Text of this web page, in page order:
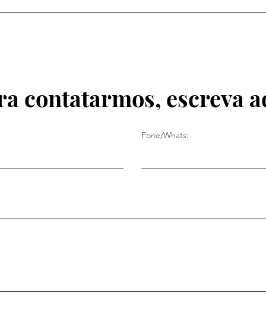
contatarmos, escreva
Fone/Whats: